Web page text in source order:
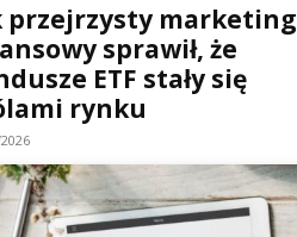
przejrzysty marketing
sprawił, że
ETF stały się
rynku